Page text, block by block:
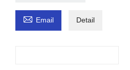
 Email Detail